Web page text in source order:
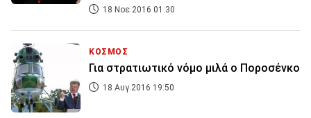
18 Νοε 2016 01:30
ΚΟΣΜΟΣ
Για στρατιωτικό νόμο μιλά ο Ποροσένκο
18 Αυγ 2016 19:50